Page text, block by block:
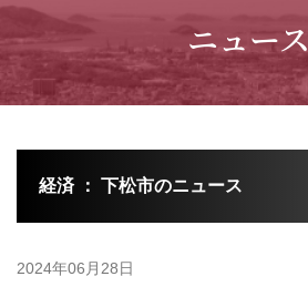
ニュース
経済 ： 下松市のニュース
2024年06月28日